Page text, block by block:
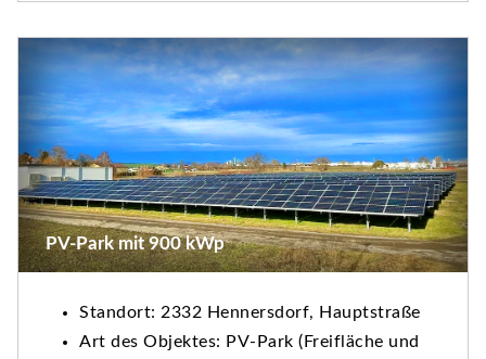
PV-Park mit 900 kWp
Standort: 2332 Hennersdorf, Hauptstraße
Art des Objektes: PV-Park (Freifläche und